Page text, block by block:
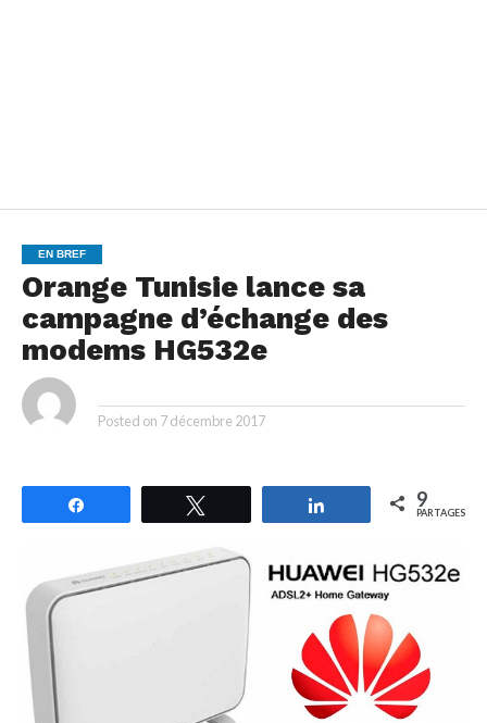
EN BREF
Orange Tunisie lance sa
campagne d’échange des
modems HG532e
Posted on 7 décembre 2017
Partagez 9
PARTAGES